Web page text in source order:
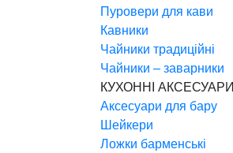
Пуровери для кави
Кавники
Чайники традиційні
Чайники – заварники
КУХОННІ АКСЕСУАРИ
Аксесуари для бару
Шейкери
Ложки барменські